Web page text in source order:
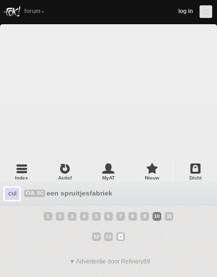
forum log in
Index Actief MyAT Nieuw Dicht
cul CUL SC een spruitjesfabriek
1 2 3 4 5 6 7 8 9 10 11
12 13
▼ Advertentie door Refinery89